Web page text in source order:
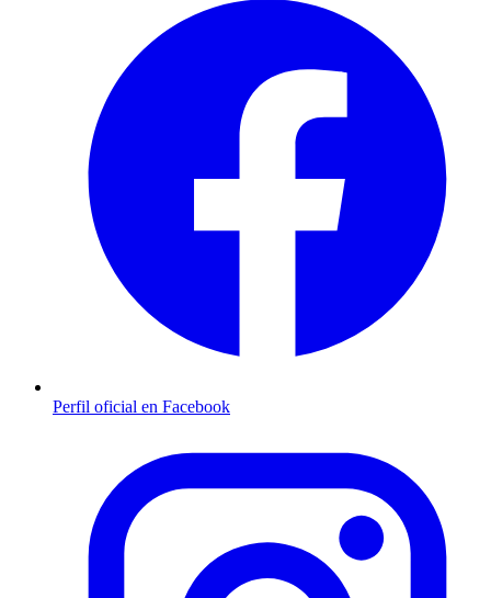
Perfil oficial en Facebook